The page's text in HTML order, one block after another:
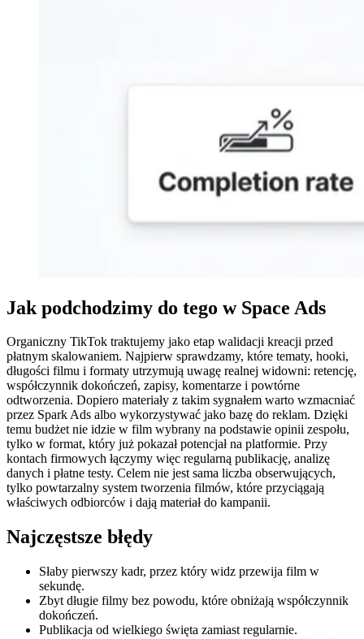
Jak podchodzimy do tego w Space Ads
Organiczny TikTok traktujemy jako etap walidacji kreacji przed
płatnym skalowaniem. Najpierw sprawdzamy, które tematy, hooki,
długości filmu i formaty utrzymują uwagę realnej widowni: retencję,
współczynnik dokończeń, zapisy, komentarze i powtórne
odtworzenia. Dopiero materiały z takim sygnałem warto wzmacniać
przez Spark Ads albo wykorzystywać jako bazę do reklam. Dzięki
temu budżet nie idzie w film wybrany na podstawie opinii zespołu,
tylko w format, który już pokazał potencjał na platformie. Przy
kontach firmowych łączymy więc regularną publikację, analizę
danych i płatne testy. Celem nie jest sama liczba obserwujących,
tylko powtarzalny system tworzenia filmów, które przyciągają
właściwych odbiorców i dają materiał do kampanii.
Najczęstsze błędy
Słaby pierwszy kadr, przez który widz przewija film w
sekundę.
Zbyt długie filmy bez powodu, które obniżają współczynnik
dokończeń.
Publikacja od wielkiego święta zamiast regularnie.